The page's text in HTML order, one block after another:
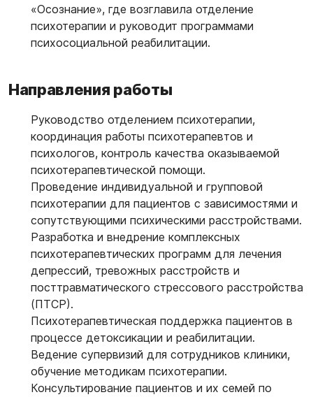
«Осознание», где возглавила отделение
психотерапии и руководит программами
психосоциальной реабилитации.
Направления работы
Руководство отделением психотерапии,
координация работы психотерапевтов и
психологов, контроль качества оказываемой
психотерапевтической помощи.
Проведение индивидуальной и групповой
психотерапии для пациентов с зависимостями и
сопутствующими психическими расстройствами.
Разработка и внедрение комплексных
психотерапевтических программ для лечения
депрессий, тревожных расстройств и
посттравматического стрессового расстройства
(ПТСР).
Психотерапевтическая поддержка пациентов в
процессе детоксикации и реабилитации.
Ведение супервизий для сотрудников клиники,
обучение методикам психотерапии.
Консультирование пациентов и их семей по